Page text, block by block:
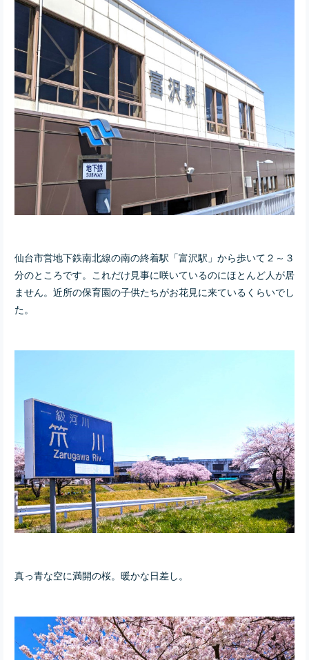
仙台市営地下鉄南北線の南の終着駅「富沢駅」から歩いて２～３
分のところです。これだけ見事に咲いているのにほとんど人が居
ません。近所の保育園の子供たちがお花見に来ているくらいでし
た。
真っ青な空に満開の桜。暖かな日差し。